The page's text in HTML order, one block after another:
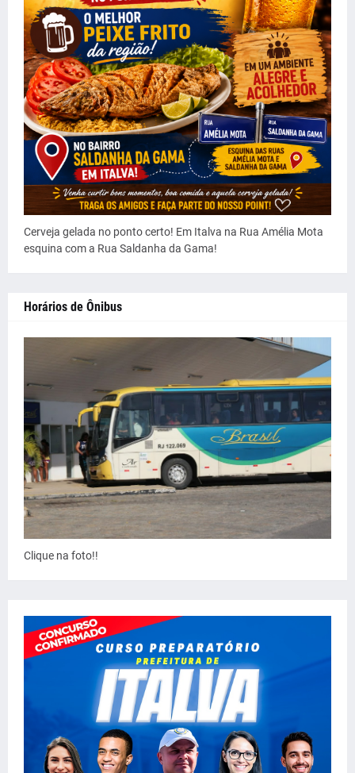
Cerveja gelada no ponto certo! Em Italva na Rua Amélia Mota
esquina com a Rua Saldanha da Gama!
Horários de Ônibus
Clique na foto!!